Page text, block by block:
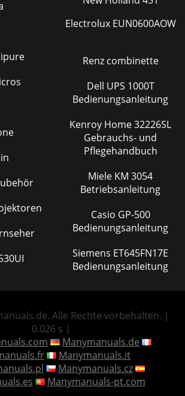
Electrolux EUN0600AOW
Renz combinette
Dell UPS 1000T
Bedienungsanleitung
Kenroy Home 32226SL
Gebrauchs- und
Pflegehandbuch
Miele KM 3054
Betriebsanleitung
Casio GP-500
Bedienungsanleitung
Siemens ET645FN17E
Bedienungsanleitung
Alle Rechte vorbehalten. |
0.026 s |
Manymanuals.de
Manymanuals.it
Manymanuals.cz
Manymanuals-pt.com